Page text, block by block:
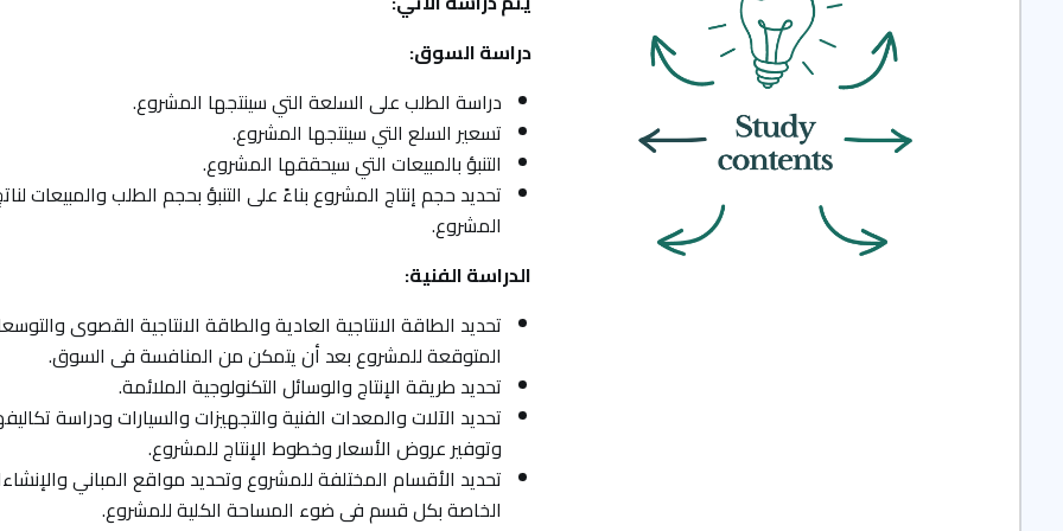
دراسة السوق:
دراسة الطلب على السلعة التي سينتجها المشروع.
تسعير السلع التي سينتجها المشروع.
التنبؤ بالمبيعات التي سيحققها المشروع.
تحديد حجم إنتاج المشروع بناءً على التنبؤ بحجم الطلب والمبيعات
المشروع.
الدراسة الفنية:
تحديد الطاقة الانتاجية العادية والطاقة الانتاجية القصوى
المتوقعة للمشروع بعد أن يتمكن من المنافسة فى السوق.
تحديد طريقة الإنتاج والوسائل التكنولوجية الملائمة.
تحديد الآلات والمعدات الفنية والتجهيزات والسيارات ودراسة
وتوفير عروض الأسعار وخطوط الإنتاج للمشروع.
تحديد الأقسام المختلفة للمشروع وتحديد مواقع المباني
الخاصة بكل قسم فى ضوء المساحة الكلية للمشروع.